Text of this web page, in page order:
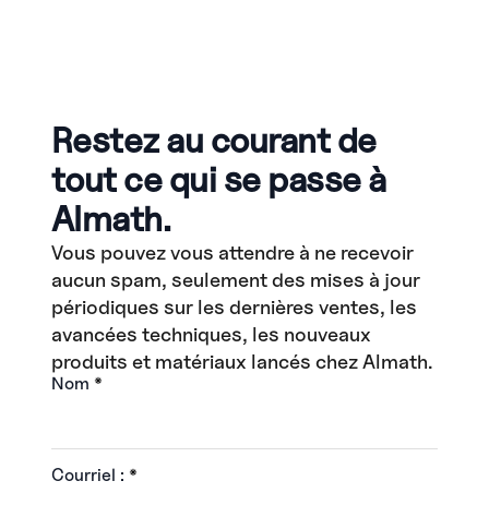
Restez au courant de
tout ce qui se passe à
Almath.
Vous pouvez vous attendre à ne recevoir
aucun spam, seulement des mises à jour
périodiques sur les dernières ventes, les
avancées techniques, les nouveaux
produits et matériaux lancés chez Almath.
Nom *
Courriel : *